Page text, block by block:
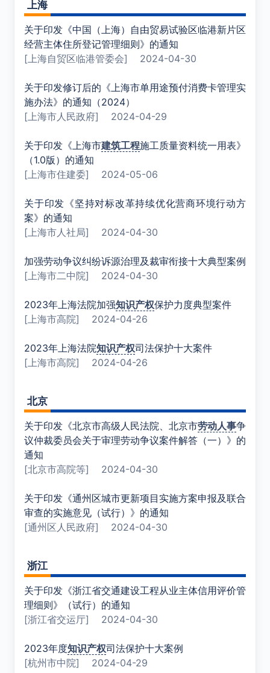
上海
关于印发《中国（上海）自由贸易试验区临港新片区
经营主体住所登记管理细则》的通知
[上海自贸区临港管委会] 2024-04-30
关于印发修订后的《上海市单用途预付消费卡管理实
施办法》的通知（2024）
[上海市人民政府] 2024-04-29
关于印发《上海市建筑工程施工质量资料统一用表》
（1.0版）的通知
[上海市住建委] 2024-05-06
关于印发《坚持对标改革持续优化营商环境行动方
案》的通知
[上海市人社局] 2024-04-30
加强劳动争议纠纷诉源治理及裁审衔接十大典型案例
[上海市二中院] 2024-04-30
2023年上海法院加强知识产权保护力度典型案件
[上海市高院] 2024-04-26
2023年上海法院知识产权司法保护十大案件
[上海市高院] 2024-04-26
北京
关于印发《北京市高级人民法院、北京市劳动人事争
议仲裁委员会关于审理劳动争议案件解答（一）》的
通知
[北京市高院等] 2024-04-30
关于印发《通州区城市更新项目实施方案申报及联合
审查的实施意见（试行）》的通知
[通州区人民政府] 2024-04-30
浙江
关于印发《浙江省交通建设工程从业主体信用评价管
理细则》（试行）的通知
[浙江省交运厅] 2024-04-30
2023年度知识产权司法保护十大案例
[杭州市中院] 2024-04-29